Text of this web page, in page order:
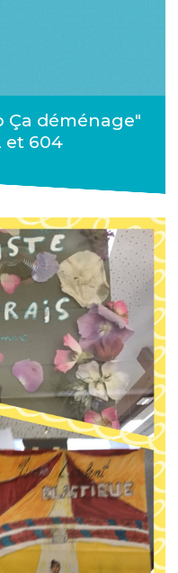
déménage"
et 604